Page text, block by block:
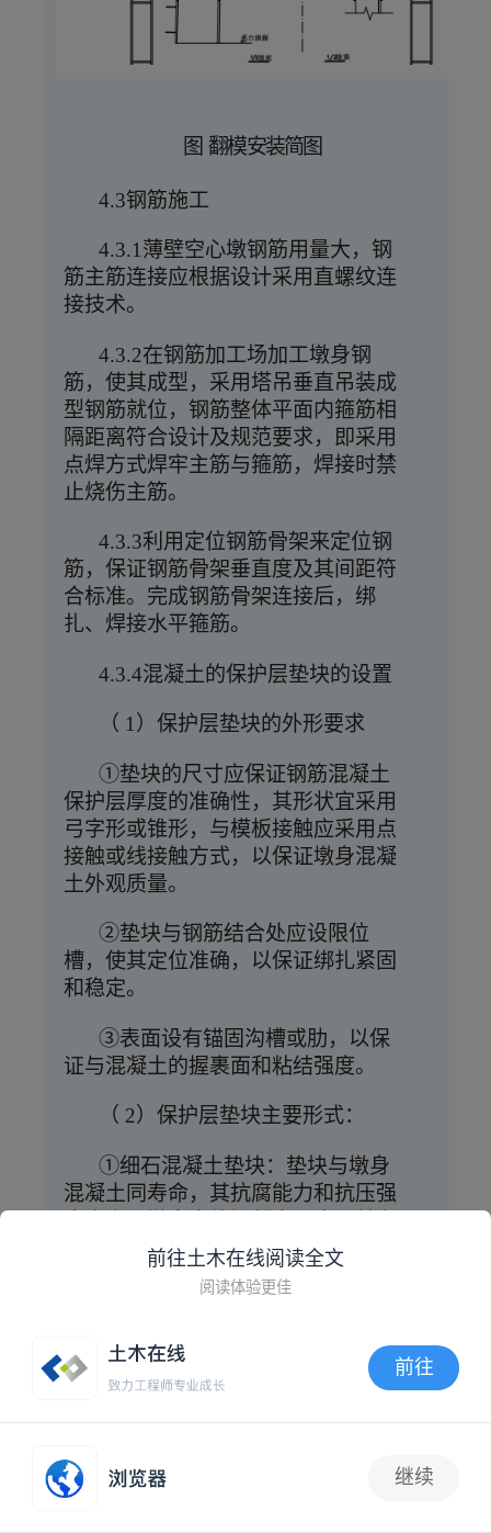
图 翻模安装简图
4.3钢筋施工
4.3.1薄壁空心墩钢筋用量大，钢
筋主筋连接应根据设计采用直螺纹连
接技术。
4.3.2在钢筋加工场加工墩身钢
筋，使其成型，采用塔吊垂直吊装成
型钢筋就位，钢筋整体平面内箍筋相
隔距离符合设计及规范要求，即采用
点焊方式焊牢主筋与箍筋，焊接时禁
止烧伤主筋。
4.3.3利用定位钢筋骨架来定位钢
筋，保证钢筋骨架垂直度及其间距符
合标准。完成钢筋骨架连接后，绑
扎、焊接水平箍筋。
4.3.4混凝土的保护层垫块的设置
（ 1）保护层垫块的外形要求
①垫块的尺寸应保证钢筋混凝土
保护层厚度的准确性，其形状宜采用
弓字形或锥形，与模板接触应采用点
接触或线接触方式，以保证墩身混凝
土外观质量。
②垫块与钢筋结合处应设限位
槽，使其定位准确，以保证绑扎紧固
和稳定。
③表面设有锚固沟槽或肋，以保
证与混凝土的握裹面和粘结强度。
（ 2）保护层垫块主要形式：
①细石混凝土垫块：垫块与墩身
混凝土同寿命，其抗腐能力和抗压强
足够的密实性，水胶比不大于 0.4。
②塑料垫块：塑料垫块由专业厂
压强度不低于 50MPa。
分散设置在钢筋骨架外侧，至少应为
4 个/m2。
前往土木在线阅读全文
阅读体验更佳
前往
继续